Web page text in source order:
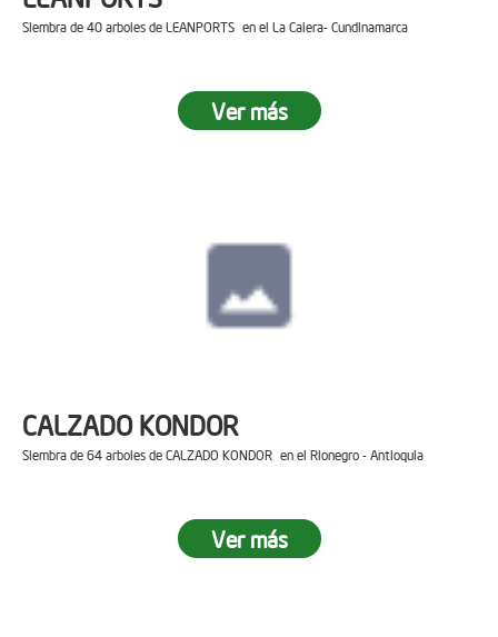
Siembra de 40 arboles de LEANPORTS en el La Calera- Cundinamarca
Ver más
CALZADO KONDOR
Siembra de 64 arboles de CALZADO KONDOR en el Rionegro - Antioquia
Ver más